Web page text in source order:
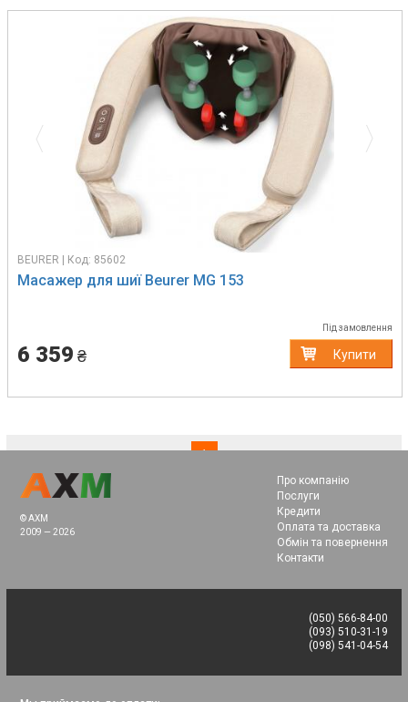
Previous
BEURER | Код: 85602
Масажер для шиї Beurer MG 153
Під замовлення
6 359 ₴ Купити
1(current)
© AXM
2009 — 2026
Про компанію
Послуги
Кредити
Оплата та доставка
Обмін та повернення
Контакти
(050) 566-84-00
(093) 510-31-19
(098) 541-04-54